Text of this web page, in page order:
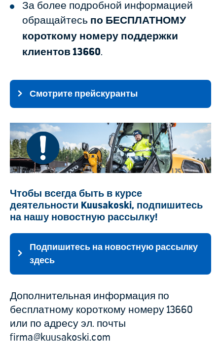
За более подробной информацией
обращайтесь по БЕСПЛАТНОМУ
короткому номеру поддержки
клиентов 13660.
Смотрите прейскуранты
Чтобы всегда быть в курсе
деятельности Kuusakoski, подпишитесь
на нашу новостную рассылку!
Подпишитесь на новостную рассылку
здесь
Дополнительная информация по
бесплатному короткому номеру 13660
или по адресу эл. почты
firma@kuusakoski.com